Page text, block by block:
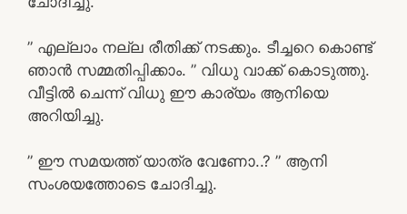
” എല്ലാം നല്ല രീതിക്ക് നടക്കും. ടീച്ചറെ കൊണ്ട്
ഞാൻ സമ്മതിപ്പിക്കാം. ” വിധു വാക്ക് കൊടുത്തു.
വീട്ടിൽ ചെന്ന് വിധു ഈ കാര്യം ആനിയെ
അറിയിച്ചു.
” ഈ സമയത്ത് യാത്ര വേണോ..? ” ആനി
സംശയത്തോടെ ചോദിച്ചു.